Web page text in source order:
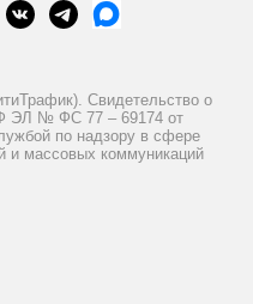
Свидетельство о
ЭЛ № ФС 77 – 69174 от
по надзору в сфере
и массовых коммуникаций